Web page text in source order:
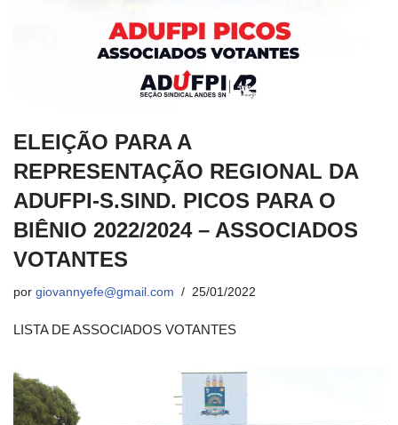
ELEIÇÃO PARA A
REPRESENTAÇÃO REGIONAL DA
ADUFPI-S.SIND. PICOS PARA O
BIÊNIO 2022/2024 – ASSOCIADOS
VOTANTES
por giovannyefe@gmail.com 25/01/2022
LISTA DE ASSOCIADOS VOTANTES